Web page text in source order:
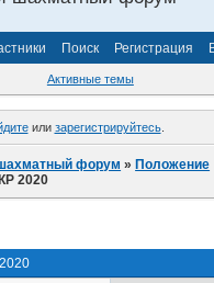
Поиск Регистрация
Активные темы
или зарегистрируйтесь.
форум »Положение
2020